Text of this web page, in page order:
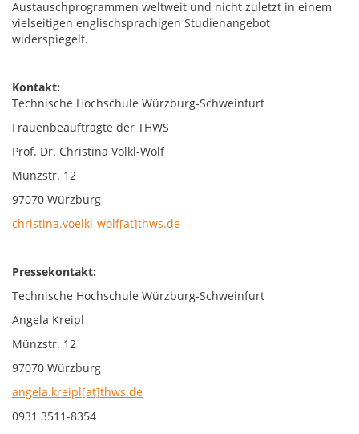
Austauschprogrammen weltweit und nicht zuletzt in einem
vielseitigen englischsprachigen Studienangebot
widerspiegelt.
Kontakt:
Technische Hochschule Würzburg-Schweinfurt
Frauenbeauftragte der THWS
Prof. Dr. Christina Völkl-Wolf
Münzstr. 12
97070 Würzburg
christina.voelkl-wolf[at]thws.de
Pressekontakt:
Technische Hochschule Würzburg-Schweinfurt
Angela Kreipl
Münzstr. 12
97070 Würzburg
angela.kreipl[at]thws.de
0931 3511-8354